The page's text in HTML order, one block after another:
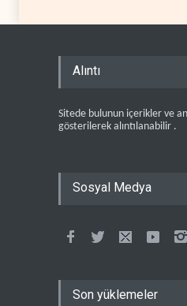
Alıntı
Sitede bulunun içerikler ve
gösterilerek alıntılanabilir .
Sosyal Medya
Son yüklemeler